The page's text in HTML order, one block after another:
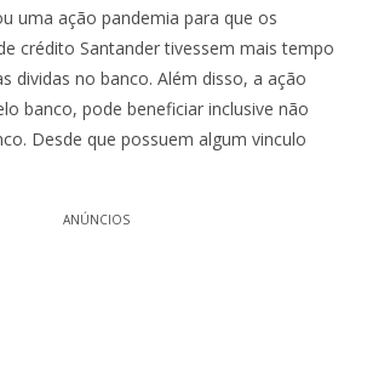
uma ação pandemia para que os
crédito Santander tivessem mais tempo
dividas no banco. Além disso, a ação
banco, pode beneficiar inclusive não
Desde que possuem algum vinculo
ANÚNCIOS